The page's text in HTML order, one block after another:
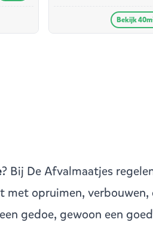
Bekijk
? Bij De Afvalmaatjes
met opruimen,
gedoe, gewoon een